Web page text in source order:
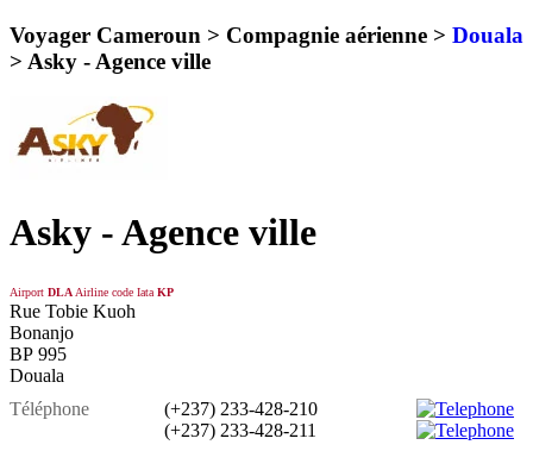
Voyager Cameroun > Compagnie aérienne > Douala
> Asky - Agence ville
Asky - Agence ville
Airport DLAAirline code IataKP
Rue Tobie Kuoh
Bonanjo
BP 995
Douala
Téléphone
(+237) 233-428-210
(+237) 233-428-211